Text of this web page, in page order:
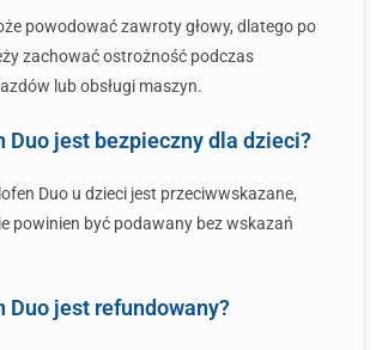
powodować zawroty głowy, dlatego po
zachować ostrożność podczas
lub obsługi maszyn.
Duo jest bezpieczny dla dzieci?
Duo u dzieci jest przeciwwskazane,
powinien być podawany bez wskazań
Duo jest refundowany?